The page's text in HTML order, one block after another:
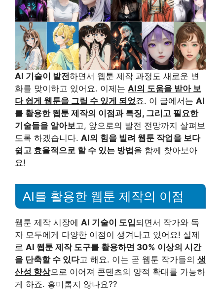
AI 기술이 발전하면서 웹툰 제작 과정도 새로운 변
화를 맞이하고 있어요. 이제는 AI의 도움을 받아 보
다 쉽게 웹툰을 그릴 수 있게 되었죠. 이 글에서는 AI
를 활용한 웹툰 제작의 이점과 특징, 그리고 필요한
기술들을 알아보고, 앞으로의 발전 전망까지 살펴보
도록 하겠습니다. AI의 힘을 빌려 웹툰 작업을 보다
쉽고 효율적으로 할 수 있는 방법을 함께 찾아보아
요!
AI를 활용한 웹툰 제작의 이점
웹툰 제작 시장에 AI 기술이 도입되면서 작가와 독
자 모두에게 다양한 이점이 생겨나고 있어요! 실제
로 AI 웹툰 제작 도구를 활용하면 30% 이상의 시간
을 단축할 수 있다고 해요. 이는 곧 웹툰 작가들의 생
산성 향상으로 이어져 콘텐츠의 양적 확대를 가능하
게 하죠. 흥미롭지 않나요??